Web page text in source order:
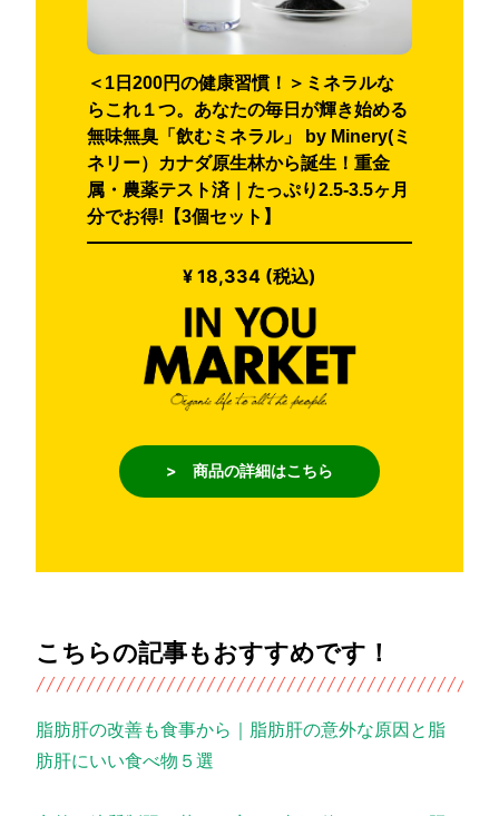
＜1日200円の健康習慣！＞ミネラルな
らこれ１つ。あなたの毎日が輝き始める
無味無臭「飲むミネラル」 by Minery(ミ
ネリー）カナダ原生林から誕生！重金
属・農薬テスト済｜たっぷり2.5-3.5ヶ月
分でお得!【3個セット】
¥ 18,334 (税込)
> 商品の詳細はこちら
こちらの記事もおすすめです！
脂肪肝の改善も食事から｜脂肪肝の意外な原因と脂
肪肝にいい食べ物５選